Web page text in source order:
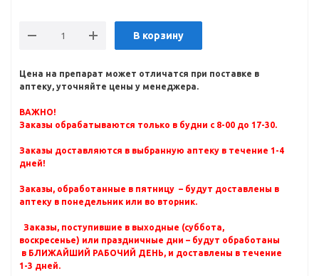
В корзину
Цена на препарат может отличатся при поставке в
аптеку, уточняйте цены у менеджера.
ВАЖНО!
Заказы обрабатываются только в будни с 8-00 до 17-30.
Заказы доставляются в выбранную аптеку в течение 1-4
дней!
Заказы, обработанные в пятницу – будут доставлены в
аптеку в понедельник или во вторник.
Заказы, поступившие в выходные (суббота,
воскресенье) или праздничные дни – будут обработаны
в БЛИЖАЙШИЙ РАБОЧИЙ ДЕНЬ, и доставлены в течение
1-3 дней.